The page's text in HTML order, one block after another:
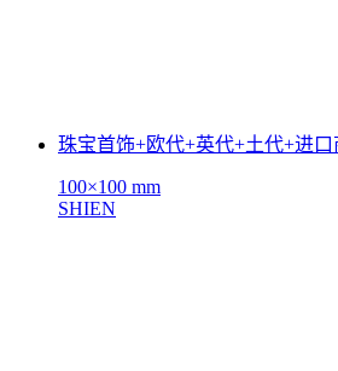
珠宝首饰+欧代+英代+土代+进口
100×100 mm
SHIEN